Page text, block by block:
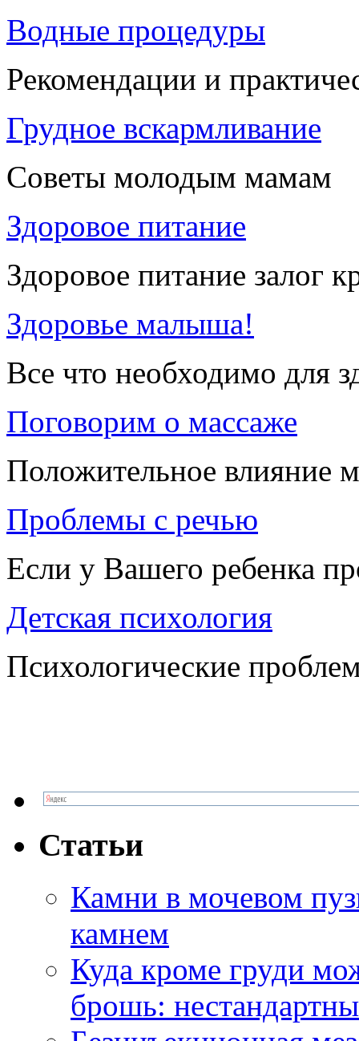
Водные процедуры
Рекомендации и
Грудное вскармливание
Советы молодым мамам
Здоровое питание
Здоровое питание залог
Здоровье малыша!
Все что необходимо для
Поговорим о массаже
Положительное влияние
Проблемы с речью
Если у Вашего ребенка
Детская психология
Психологические
Статьи
Камни в мочевом
камнем
Куда кроме груди
брошь: